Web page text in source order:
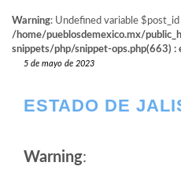
Warning: Undefined variable $post_id
/home/pueblosdemexico.mx/
snippets/php/snippet-ops.php(663) :
5 de mayo de 2023
ESTADO DE
Warning: